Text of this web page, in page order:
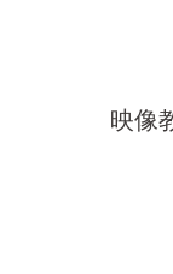
映像